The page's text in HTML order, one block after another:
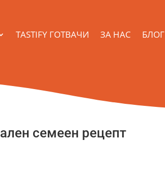
TASTIFY ГОТВАЧИ ЗА НАС БЛОГ
семеен рецепт